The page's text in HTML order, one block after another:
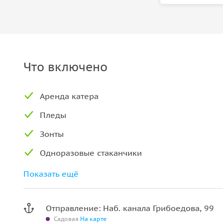
Что включено
Аренда катера
Пледы
Зонты
Одноразовые стаканчики
Bluetooth
Столик по предварительному запросу
Зарядное устройство
Показать ещё
Отправление: Наб. канала Грибоедова, 99
Садовая На карте